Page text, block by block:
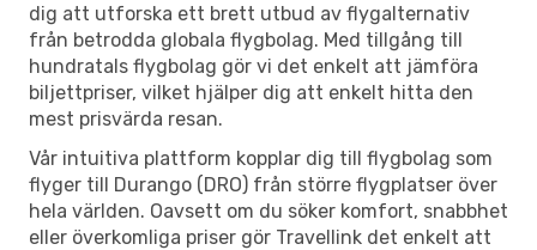
dig att utforska ett brett utbud av flygalternativ
från betrodda globala flygbolag. Med tillgång till
hundratals flygbolag gör vi det enkelt att jämföra
biljettpriser, vilket hjälper dig att enkelt hitta den
mest prisvärda resan.
Vår intuitiva plattform kopplar dig till flygbolag som
flyger till Durango (DRO) från större flygplatser över
hela världen. Oavsett om du söker komfort, snabbhet
eller överkomliga priser gör Travellink det enkelt att